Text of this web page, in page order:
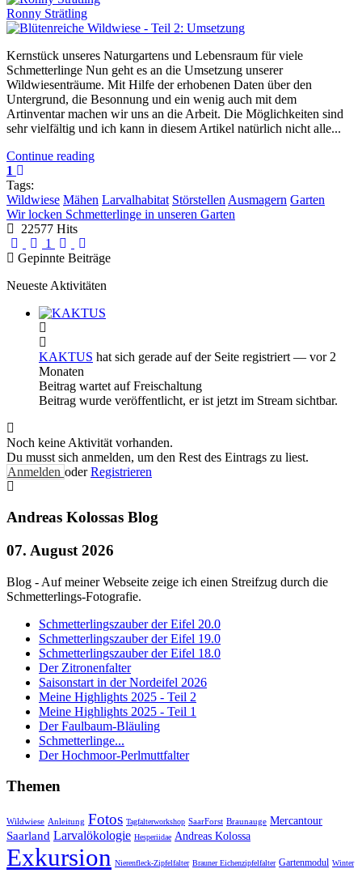
Ronny Strätling
Kernstück unseres Naturgartens und Lebensraum für viele
Schmetterlinge Nun geht es an die Umsetzung unserer
Wildwiesenträume. Mit Hilfe der erhobenen Daten über den
Untergrund, die Besonnung und ein wenig auch mit dem
Artinventar machen wir uns an die Arbeit. Die Möglichkeiten sind
sehr vielfältig und ich kann in diesem Artikel natürlich nicht alle...
Continue reading
1
Tags:
Wildwiese Mähen Larvalhabitat Störstellen Ausmagern Garten
Wir locken Schmetterlinge in unseren Garten
22577 Hits
First Page
Previous Page
1 Next Page
Gepinnte Beiträge
Neueste Aktivitäten
KAKTUS hat sich gerade auf der Seite registriert — vor 2
Monaten
Beitrag wartet auf Freischaltung
Beitrag wurde veröffentlicht, er ist jetzt im Stream sichtbar.
Noch keine Aktivität vorhanden.
Du musst sich anmelden, um den Rest des Eintrags zu liest.
Anmelden oderRegistrieren
Andreas Kolossas Blog
07. August 2026
Blog - Auf meiner Webseite zeige ich einen Streifzug durch die
Schmetterlings-Fotografie.
Schmetterlingszauber der Eifel 20.0
Schmetterlingszauber der Eifel 19.0
Schmetterlingszauber der Eifel 18.0
Der Zitronenfalter
Saisonstart in der Nordeifel 2026
Meine Highlights 2025 - Teil 2
Meine Highlights 2025 - Teil 1
Der Faulbaum-Bläuling
Schmetterlinge...
Der Hochmoor-Perlmuttfalter
Themen
Wildwiese Anleitung Fotos Tagfalterworkshop SaarForst Braunauge Mercantour
Saarland Larvalökologie Hesperiidae Andreas Kolossa
Exkursion Nierenfleck-Zipfelfalter Brauner Eichenzipfelfalter Gartenmodul Winter